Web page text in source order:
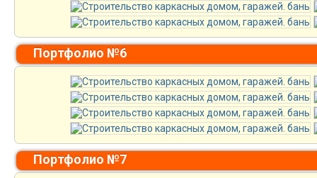
Портфолио №6
Портфолио №7